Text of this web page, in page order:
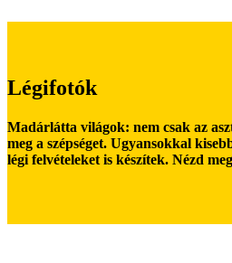
Légifotók
Madárlátta világok: nem csak az
meg a szépséget. Ugyansokkal
légi felvételeket is készítek. Nézd